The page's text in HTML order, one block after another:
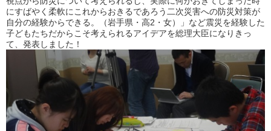
にすばやく柔軟にこれからおきるであろう二次災害への防災対策が
自分の経験からできる。（岩手県・高2・女）」など震災を経験した
子どもたちだからこそ考えられるアイデアを総理大臣になりきっ
て、発表しました！